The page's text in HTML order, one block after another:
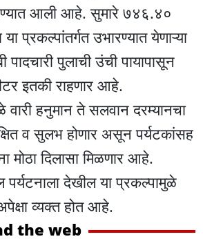
घेण्यात आली आहे. सुमारे ७४६.४०
प्रकल्पांतर्गत उभारण्यात येणाऱ्या
पुलाची उंची पायापासून
इतकी राहणार आहे.
हनुमान ते सलवान दरम्यानचा
व सुलभ होणार असून पर्यटकांसह
मोठा दिलासा मिळणार आहे.
पर्यटनाला देखील या प्रकल्पामुळे
व्यक्त होत आहे.
the web